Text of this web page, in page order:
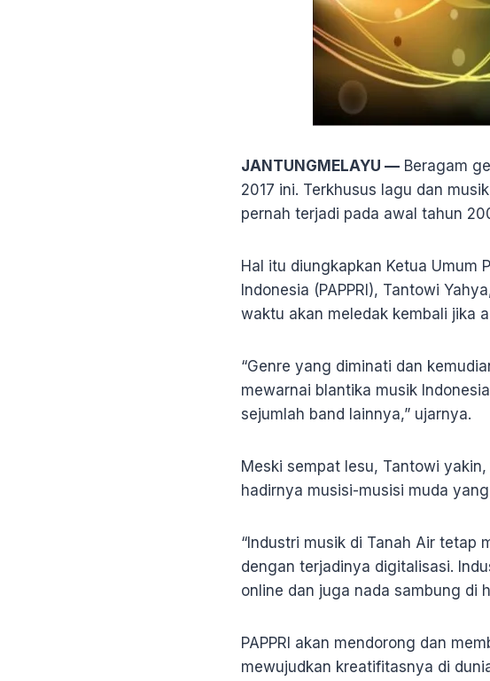
JANTUNGMELAYU — Beragam
2017 ini. Terkhusus lagu dan
pernah terjadi pada awal tahun
Hal itu diungkapkan Ketua Umum
Indonesia (PAPPRI), Tantowi
waktu akan meledak kembali jika
“Genre yang diminati dan
mewarnai blantika musik
sejumlah band lainnya,” ujarnya.
Meski sempat lesu, Tantowi
hadirnya musisi-musisi muda
“Industri musik di Tanah Air tetap
dengan terjadinya digitalisasi.
online dan juga nada sambung di
PAPPRI akan mendorong dan
mewujudkan kreatifitasnya di